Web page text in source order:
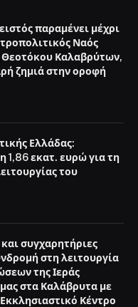
παραμένει μέχρι
Ναός
Θεοτόκου Καλαβρύτων,
ζημιά στην οροφή
Ελλάδας:
1,86 εκατ. ευρώ για τη
του
συγχαρητήριες
στη λειτουργία
της Ιεράς
στα Καλάβρυτα με
Κέντρο